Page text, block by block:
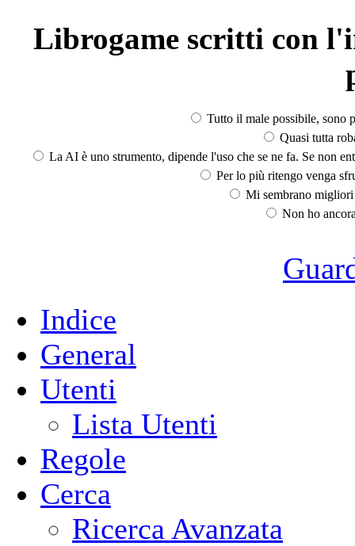
Librogame scritti con
Tutto il male possibile, sono
Quasi tutta
La AI è uno strumento, dipende l'uso che se ne fa. Se non
Per lo più ritengo venga
Mi sembrano
Non ho
Indice
General
Utenti
Lista Utenti
Regole
Cerca
Ricerca Avanzata